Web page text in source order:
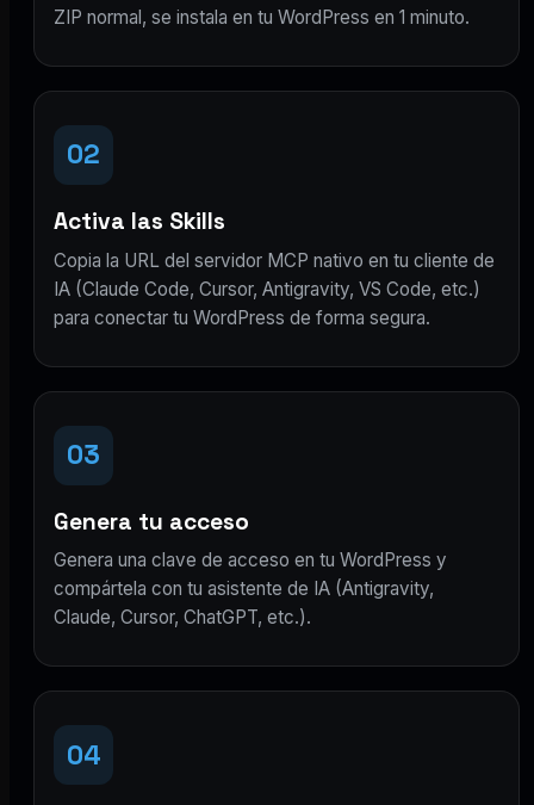
ZIP normal, se instala en tu WordPress en 1 minuto.
02
Activa las Skills
Copia la URL del servidor MCP nativo en tu cliente de
IA (Claude Code, Cursor, Antigravity, VS Code, etc.)
para conectar tu WordPress de forma segura.
03
Genera tu acceso
Genera una clave de acceso en tu WordPress y
compártela con tu asistente de IA (Antigravity,
Claude, Cursor, ChatGPT, etc.).
04